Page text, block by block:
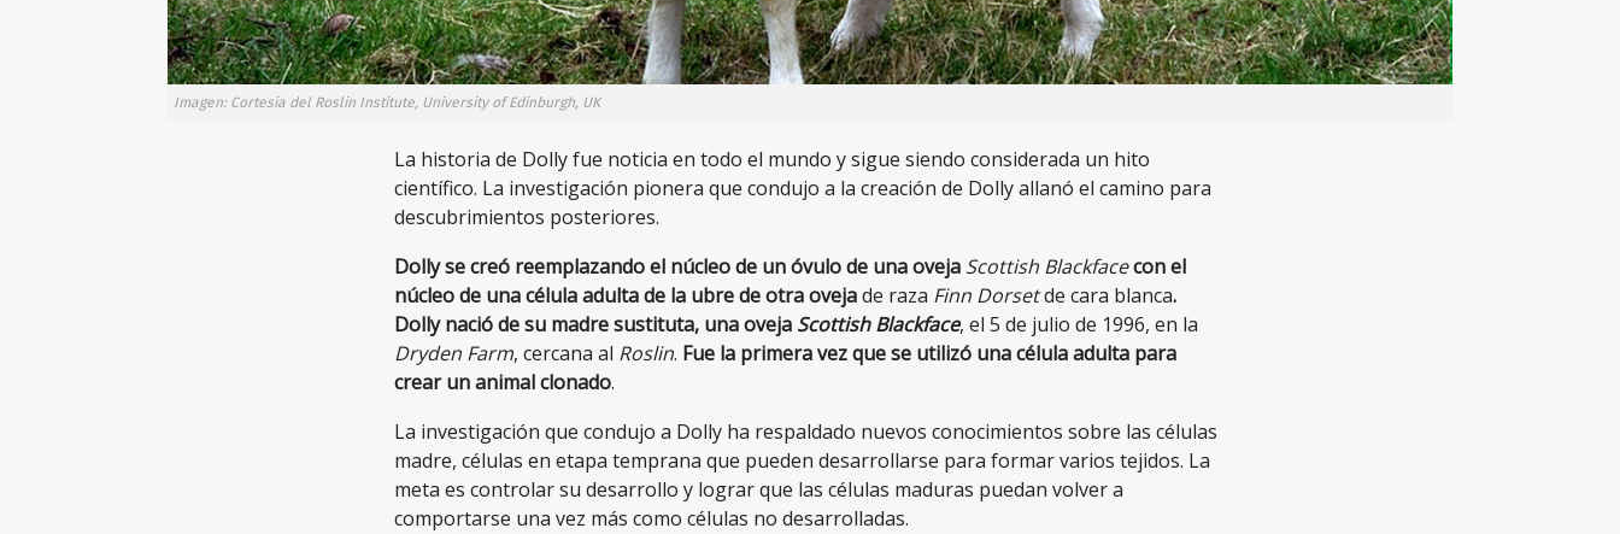
Imagen: Cortesía del Roslin Institute, University of Edinburgh, UK
La historia de Dolly fue noticia en todo el mundo y sigue siendo considerada un hito
científico. La investigación pionera que condujo a la creación de Dolly allanó el camino para
descubrimientos posteriores.
Dolly se creó reemplazando el núcleo de un óvulo de una ovejaScottish Blackfacecon el
núcleo de una célula adulta de la ubre de otra ovejade raza Finn Dorsetde cara blanca.
Dolly nació de su madre sustituta, una oveja Scottish Blackface, el 5 de julio de 1996, en la
Dryden Farm, cercana al Roslin. Fue la primera vez que se utilizó una célula adulta para
crear un animal clonado.
La investigación que condujo a Dolly ha respaldado nuevos conocimientos sobre las células
madre, células en etapa temprana que pueden desarrollarse para formar varios tejidos. La
meta es controlar su desarrollo y lograr que las células maduras puedan volver a
comportarse una vez más como células no desarrolladas.